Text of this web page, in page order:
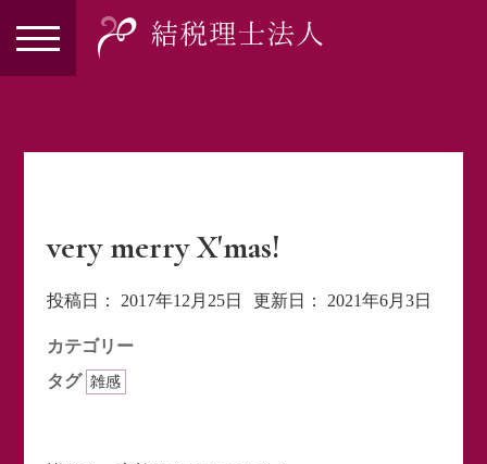
very merry X'mas!
投稿日： 2017年12月25日 更新日： 2021年6月3日
カテゴリー
タグ 雑感